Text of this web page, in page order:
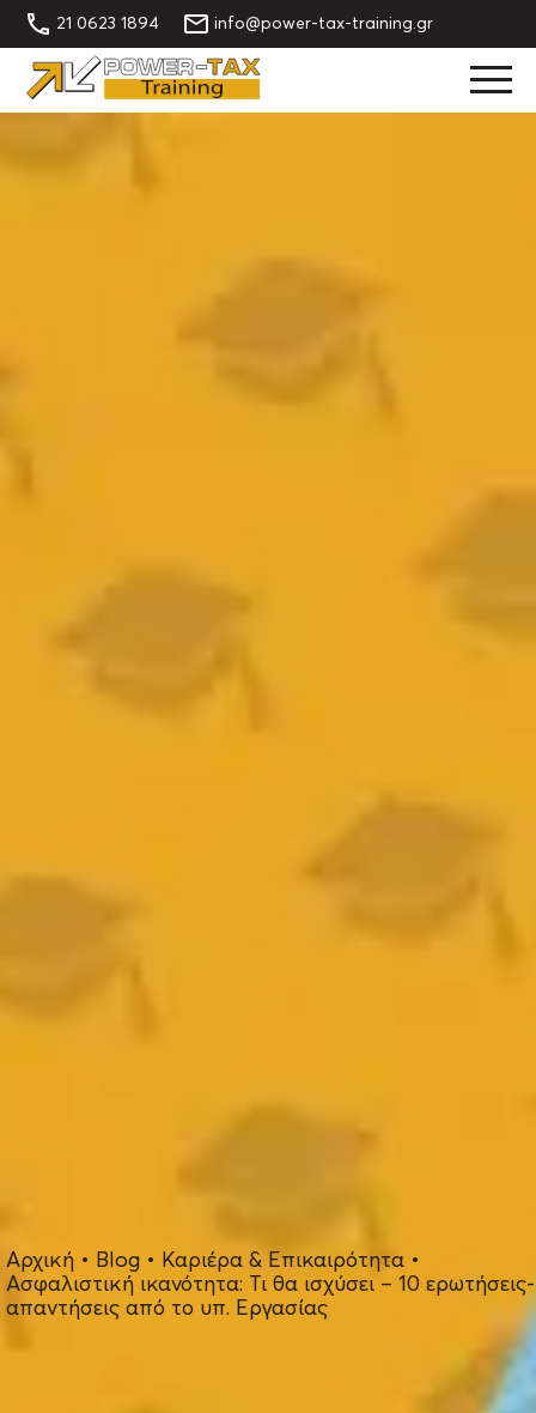
21 0623 1894 info@power-tax-training.gr
Αρχική • Blog • Καριέρα & Επικαιρότητα •
Ασφαλιστική ικανότητα: Τι θα ισχύσει – 10 ερωτήσεις-
απαντήσεις από το υπ. Εργασίας